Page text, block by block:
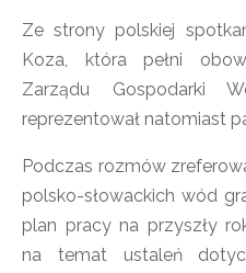
Ze strony polskiej
Koza, która pełni
Zarządu Gospodarki
reprezentował natomiast
Podczas rozmów
polsko-słowackich wód
plan pracy na przyszły
na temat ustaleń